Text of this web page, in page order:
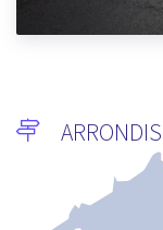
UN SERVICE
CITOYENS AUX
DE L’AID AL ADHA
5/18/2026